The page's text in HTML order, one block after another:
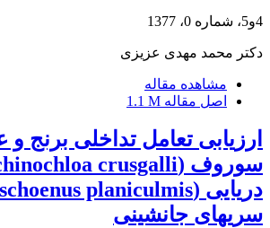
4و5، شماره 0، 1377
دکتر محمد مهدی عزیزی
مشاهده مقاله
اصل مقاله 1.1 M
ارزیابی تعامل تداخلی برنج
سری‏های جانشینی